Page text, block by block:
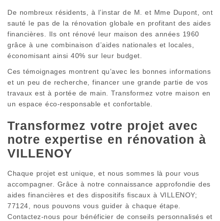
De nombreux résidents, à l’instar de M. et Mme Dupont, ont
sauté le pas de la rénovation globale en profitant des aides
financières. Ils ont rénové leur maison des années 1960
grâce à une combinaison d’aides nationales et locales,
économisant ainsi 40% sur leur budget.
Ces témoignages montrent qu’avec les bonnes informations
et un peu de recherche, financer une grande partie de vos
travaux est à portée de main. Transformez votre maison en
un espace éco-responsable et confortable.
Transformez votre projet avec
notre expertise en rénovation à
VILLENOY
Chaque projet est unique, et nous sommes là pour vous
accompagner. Grâce à notre connaissance approfondie des
aides financières et des dispositifs fiscaux à VILLENOY;
77124, nous pouvons vous guider à chaque étape.
Contactez-nous pour bénéficier de conseils personnalisés et